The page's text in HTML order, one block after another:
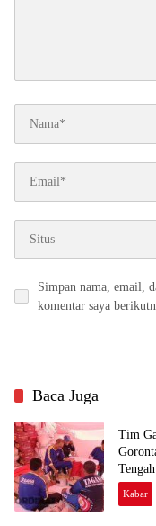
Simpan nama, email,
komentar saya
Baca Juga
Tim
Tengah
Kabar